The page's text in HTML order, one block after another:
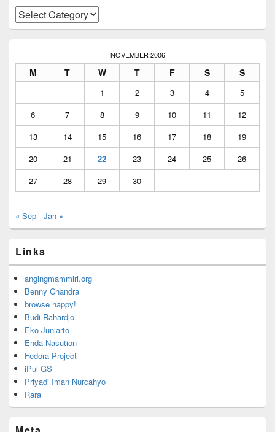
Categories
NOVEMBER 2006
M T W T F S S
1 2 3 4
5
6
7 8 9 10 11
12
13
14 15 16 17 18
19
20
21 22 23 24 25
26
27
28 29 30
« Sep Jan »
Links
angingmammiri.org
Benny Chandra
browse happy!
Budi Rahardjo
Eko Juniarto
Enda Nasution
Fedora Project
iPul GS
Priyadi Iman Nurcahyo
Rara